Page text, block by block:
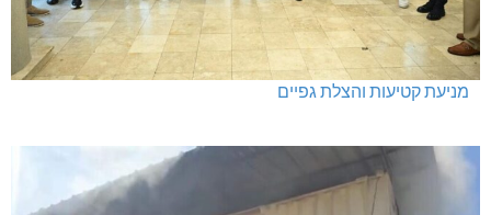
מניעת קטיעות והצלת גפיים